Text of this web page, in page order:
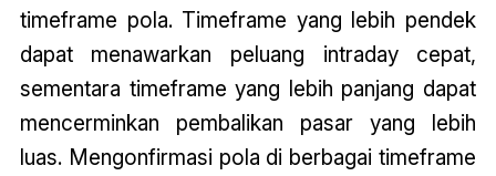
timeframe pola. Timeframe yang lebih pendek
dapat menawarkan peluang intraday cepat,
sementara timeframe yang lebih panjang dapat
mencerminkan pembalikan pasar yang lebih
luas. Mengonfirmasi pola di berbagai timeframe